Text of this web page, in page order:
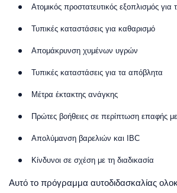
Ατομικός προστατευτικός εξοπλισμός για
Τυπικές καταστάσεις για καθαρισμό
Απομάκρυνση χυμένων υγρών
Τυπικές καταστάσεις για τα απόβλητα
Μέτρα έκτακτης ανάγκης
Πρώτες βοήθειες σε περίπτωση επαφής με
Απολύμανση βαρελιών και IBC
Κίνδυνοι σε σχέση με τη διαδικασία
Αυτό το πρόγραμμα αυτοδιδασκαλίας